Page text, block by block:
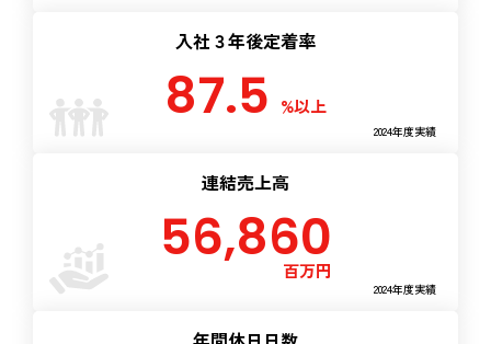
入社３年後定着率
87.5 %以上
2024年度実績
連結売上高
56,860
百万円
2024年度実績